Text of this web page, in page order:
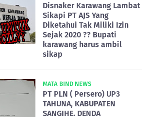
Disnaker Karawang Lambat
Sikapi PT AJS Yang
Diketahui Tak Miliki Izin
Sejak 2020 ?? Bupati
karawang harus ambil
sikap
MATA BIND NEWS
PT PLN ( Persero) UP3
TAHUNA, KABUPATEN
SANGIHE. DENDA